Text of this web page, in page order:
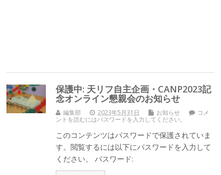
保護中: 天リフ自主企画・CANP2023記
念オンライン懇親会のお知らせ
編集部 2023年5月31日 お知らせ
コメ
ントを読むにはパスワードを入力してください。
このコンテンツはパスワードで保護されていま
す。閲覧するには以下にパスワードを入力して
ください。 パスワード: